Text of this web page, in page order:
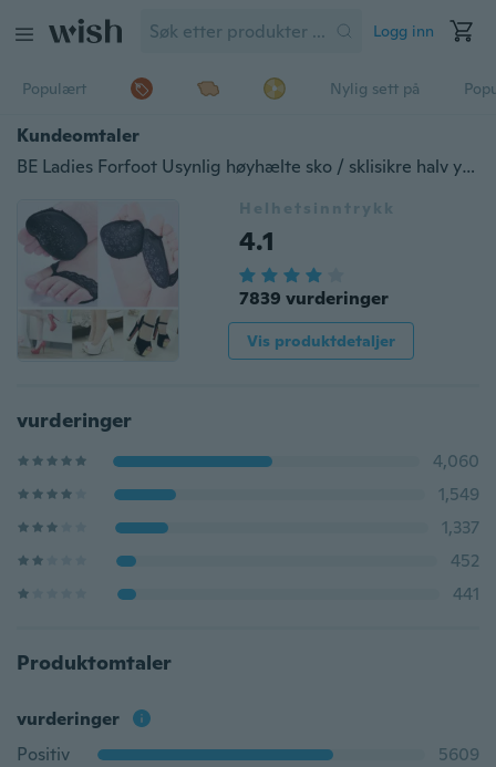
Logg inn
Populært Nylig sett på
Kundeomtaler
BE Ladies Forfoot Usynlig høyhælte sko / sklisikre halv yard pads BP
Helhetsinntrykk
4.1
7839 vurderinger
Vis produktdetaljer
vurderinger
4,060
1,549
1,337
452
441
Produktomtaler
vurderinger
Positiv
5609